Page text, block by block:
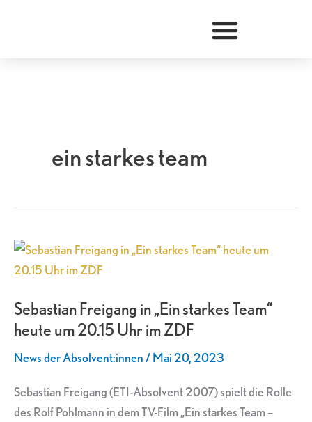
ein starkes team
Sebastian Freigang in „Ein starkes Team“
heute um 20.15 Uhr im ZDF
News der Absolvent:innen/Mai 20, 2023
Sebastian Freigang (ETI-Absolvent 2007) spielt die Rolle
des Rolf Pohlmann in dem TV-Film „Ein starkes Team –
Sebastian
Freigang
„Ein
starkes
Team“
um
20.15